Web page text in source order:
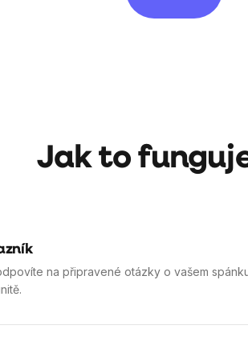
Jak to
na připravené otázky o vašem